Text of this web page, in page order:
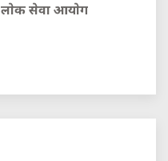
लाेक सेवा आयाेग